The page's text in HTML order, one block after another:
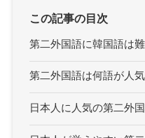
この記事の目次
第二外国語に韓国語は
第二外国語は何語が人気
日本人に人気の第二外